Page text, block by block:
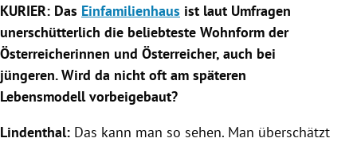
KURIER: Das Einfamilienhaus ist laut Umfragen
unerschütterlich die beliebteste Wohnform der
Österreicherinnen und Österreicher, auch bei
jüngeren. Wird da nicht oft am späteren
Lebensmodell vorbeigebaut?
Lindenthal: Das kann man so sehen. Man überschätzt